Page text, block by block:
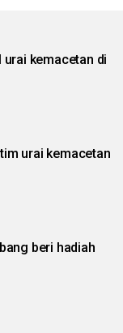
kemacetan di
urai kemacetan
beri hadiah